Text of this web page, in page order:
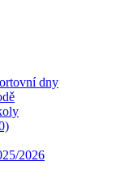
dny
2026